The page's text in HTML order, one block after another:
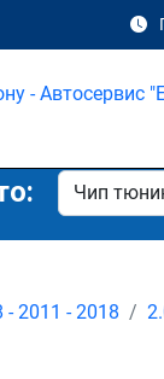
- 2011 - 2018